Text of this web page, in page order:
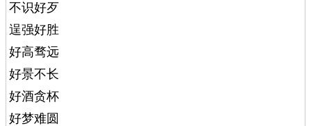
不识好歹
逞强好胜
好高骛远
好景不长
好酒贪杯
好梦难圆